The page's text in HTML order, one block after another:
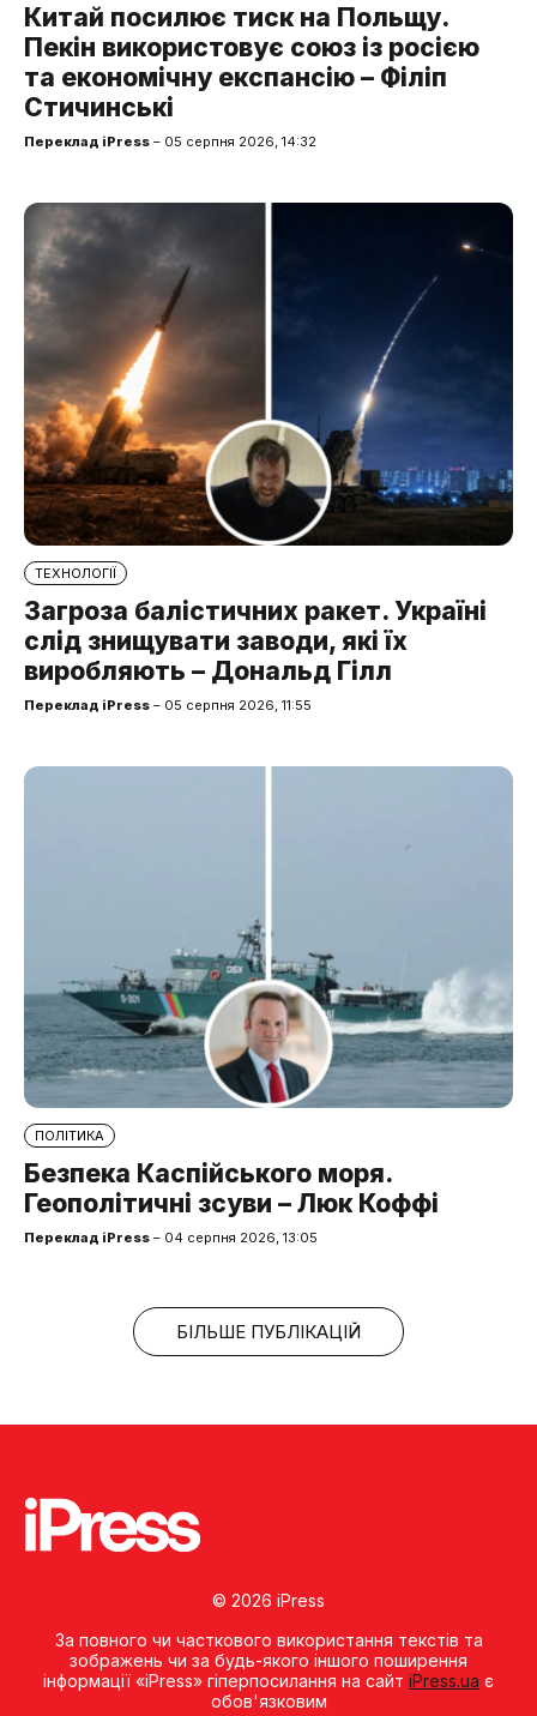
Китай посилює тиск на Польщу.
Пекін використовує союз із росією
та економічну експансію – Філіп
Стичинські
Переклад iPress – 05 серпня 2026, 14:32
ТЕХНОЛОГІЇ
Загроза балістичних ракет. Україні
слід знищувати заводи, які їх
виробляють – Дональд Гілл
Переклад iPress – 05 серпня 2026, 11:55
ПОЛІТИКА
Безпека Каспійського моря.
Геополітичні зсуви – Люк Коффі
Переклад iPress – 04 серпня 2026, 13:05
БІЛЬШЕ ПУБЛІКАЦІЙ
© 2026 iPress
За повного чи часткового використання текстів та
зображень чи за будь-якого іншого поширення
інформації «iPress» гіперпосилання на сайт iPress.ua є
обов'язковим